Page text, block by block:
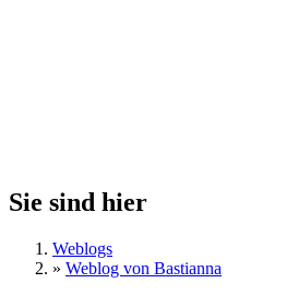
Sie sind hier
Weblogs
» Weblog von Bastianna